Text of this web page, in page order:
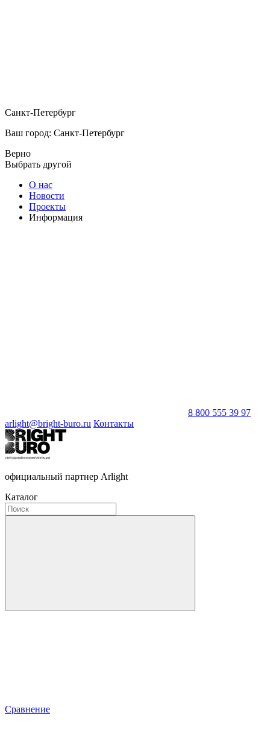
Санкт-Петербург
Ваш город: Санкт-Петербург
Верно
Выбрать другой
О нас
Новости
Проекты
Информация
8 800 555 39 97
arlight@bright-buro.ru Контакты
официальный партнер Arlight
Каталог
Сравнение